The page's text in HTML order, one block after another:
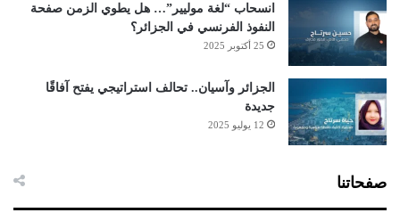
انسحاب “لغة موليير”… هل يطوي الزمن صفحة
النفوذ الفرنسي في الجزائر؟
25 أكتوبر 2025
الجزائر وآسيان.. تحالف استراتيجي يفتح آفاقًا
جديدة
12 يوليو 2025
صفحاتنا